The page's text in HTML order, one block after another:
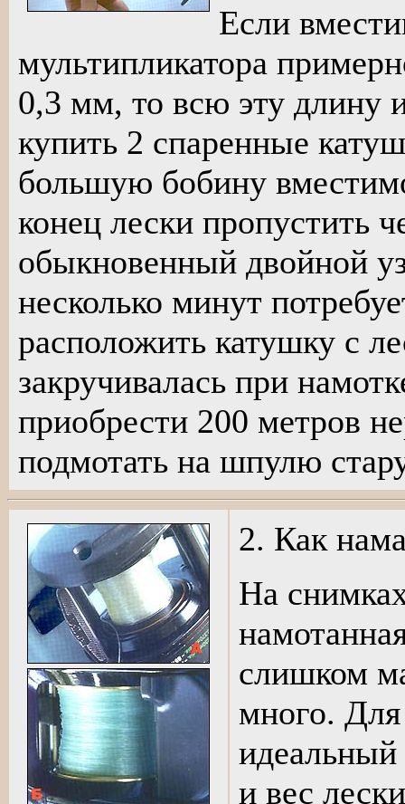
Если
мультипликатора
0,3 мм, то всю эту длину
купить 2 спаренные
большую бобину
конец лески пропустить
обыкновенный двойной
несколько минут
расположить катушку с
закручивалась при
приобрести 200 метров
подмотать на шпулю
2. Как
На
слишком
много. Для
и вес